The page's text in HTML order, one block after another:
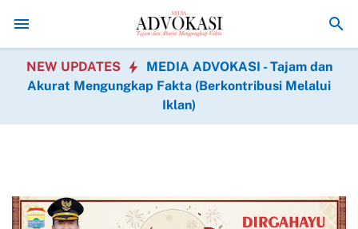
Operasi Gratis Hadir dalam BAKTIKES HUT Ke-1 Kodam XIX
NEW UPDATES
MEDIA ADVOKASI - Tajam dan
Akurat Mengungkap Fakta (Berkontribusi Melalui
Iklan)